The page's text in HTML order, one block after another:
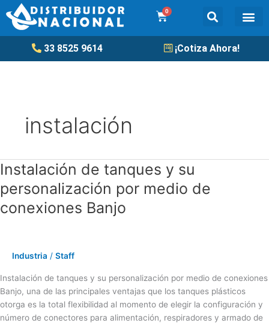
al
contenido
0
Cart
33 8525 9614 ¡Cotiza Ahora!
instalación
Instalación de tanques y su
personalización por medio de
conexiones Banjo
Industria / Staff
Instalación de tanques y su personalización por medio de conexiones
Banjo, una de las principales ventajas que los tanques plásticos
otorga es la total flexibilidad al momento de elegir la configuración y
número de conectores para alimentación, respiradores y armado de
Instalación
tanques
y
medio
Banjo